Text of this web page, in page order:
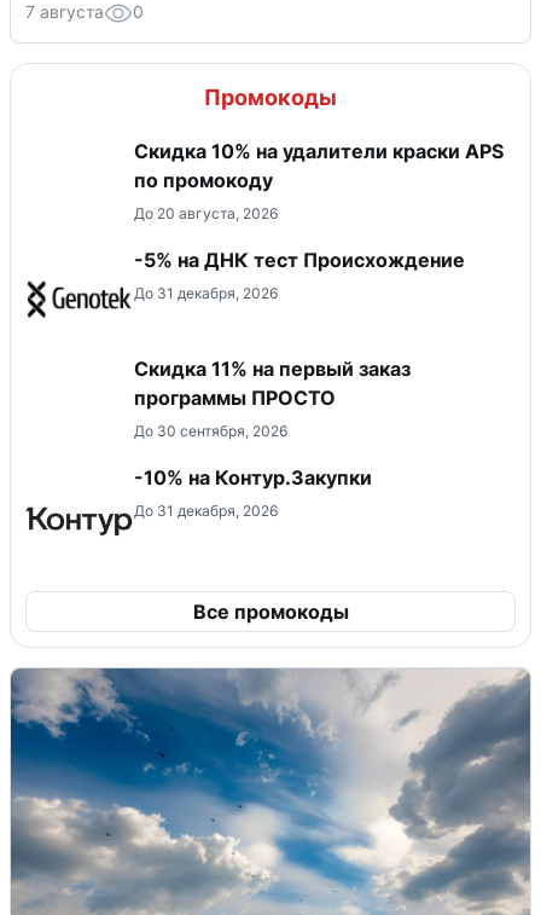
7 августа 0
Промокоды
Скидка 10% на удалители краски APS
по промокоду
До 20 августа, 2026
-5% на ДНК тест Происхождение
До 31 декабря, 2026
Скидка 11% на первый заказ
программы ПРОСТО
До 30 сентября, 2026
-10% на Контур.Закупки
До 31 декабря, 2026
Все промокоды